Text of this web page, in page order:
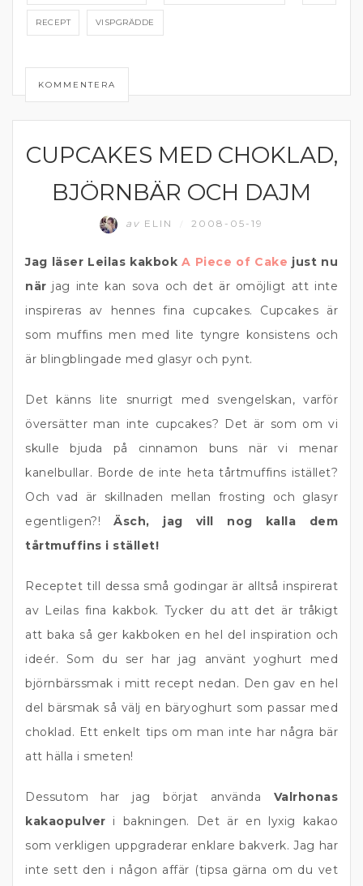
RECEPT VISPGRÄDDE
KOMMENTERA
BULLAR, MUFFINS OCH MJUKA KAKOR
CUPCAKES MED CHOKLAD,
BJÖRNBÄR OCH DAJM
av ELIN 2008-05-19
Jag läser Leilas kakbok A Piece of Cake just nu
när jag inte kan sova och det är omöjligt att inte
inspireras av hennes fina cupcakes. Cupcakes är
som muffins men med lite tyngre konsistens och
är blingblingade med glasyr och pynt.
Det känns lite snurrigt med svengelskan, varför
översätter man inte cupcakes? Det är som om vi
skulle bjuda på cinnamon buns när vi menar
kanelbullar. Borde de inte heta tårtmuffins istället?
Och vad är skillnaden mellan frosting och glasyr
egentligen?!Äsch, jag vill nog kalla dem
tårtmuffins i stället!
Receptet till dessa små godingar är alltså inspirerat
av Leilas fina kakbok. Tycker du att det är tråkigt
att baka så ger kakboken en hel del inspiration och
ideér. Som du ser har jag använt yoghurt med
björnbärssmak i mitt recept nedan. Den gav en hel
del bärsmak så välj en bäryoghurt som passar med
choklad. Ett enkelt tips om man inte har några bär
att hälla i smeten!
Dessutom har jag börjat använda Valrhonas
kakaopulver i bakningen. Det är en lyxig kakao
som verkligen uppgraderar enklare bakverk. Jag har
inte sett den i någon affär (tipsa gärna om du vet